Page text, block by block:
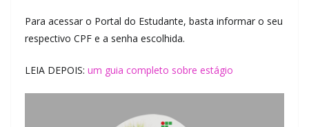
Para acessar o Portal do Estudante, basta informar o seu
respectivo CPF e a senha escolhida.
LEIA DEPOIS: um guia completo sobre estágio